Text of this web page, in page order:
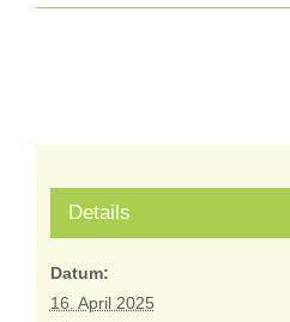
Details
Datum:
16. April 2025